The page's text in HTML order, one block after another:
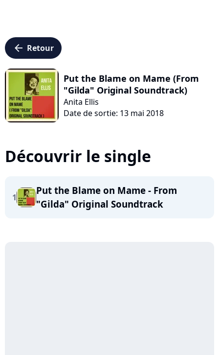
arrow_left Retour
Put the Blame on Mame (From
"Gilda" Original Soundtrack)
Anita Ellis
Date de sortie: 13 mai 2018
Découvrir le single
1
Put the Blame on Mame - From
"Gilda" Original Soundtrack